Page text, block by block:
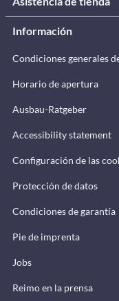
Información
Condiciones generales
Horario de apertura
Ausbau-Ratgeber
Accessibility statement
Configuración de las
Protección de datos
Condiciones de garantía
Pie de imprenta
Jobs
Reimo en la prensa